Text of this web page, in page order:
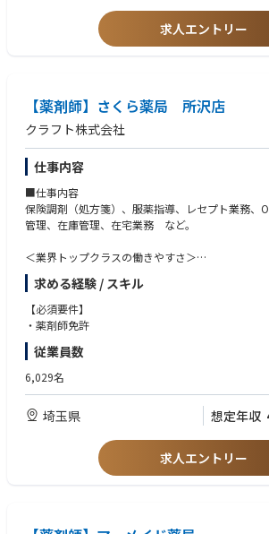
中途入社者への導入・フォロー研修が充実してお
スタートしていただけます
躍できる環境です
業界トップクラスの認定薬局数や多様な店舗を展
の志向性に合わせて異動することも可能です
現場での調剤業務にとどまらず、本社業務や複数
など大手調剤チェーンならではの多様なキャリア
求人エントリー
【薬剤師】さくら薬局 所沢店
クラフト株式会社
仕事内容
■仕事内容
保険調剤（処方箋）、服薬指導、レセプト業務、
管理、在庫管理、在宅業務 など。
＜業界トップクラスの働きやすさ＞
業界最多クラスの年間休日126日＋有給休暇、シフ
減や希望休など、どなたにとっても働きやすい環境
充実した手当や福利厚生、育児支援制度、安定し
ため、長く働いていただけます
も45％と高い水準です
全国に800店舗以上展開。転居の際も店舗を異動す
生活スタートが可能です
＜薬剤師として成長、活躍できる環境＞
中途入社者への導入・フォロー研修が充実してお
スタートしていただけます
求める経験 / スキル
【必須要件】
・薬剤師免許
従業員数
6,029名
埼玉県 想定年収
求人エントリー